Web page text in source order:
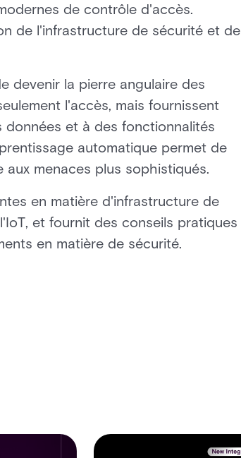
de contrôle d'accès.
de l'infrastructure de sécurité et de
devenir la pierre angulaire des
l'accès, mais fournissent
données et à des fonctionnalités
automatique permet de
menaces plus sophistiqués.
en matière d'infrastructure de
et fournit des conseils pratiques
en matière de sécurité.